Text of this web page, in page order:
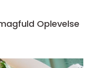
Oplevelse